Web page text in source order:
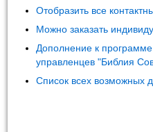
Отобразить все
Можно заказать
Дополнение к
управленцев "Библия
Список всех возможных